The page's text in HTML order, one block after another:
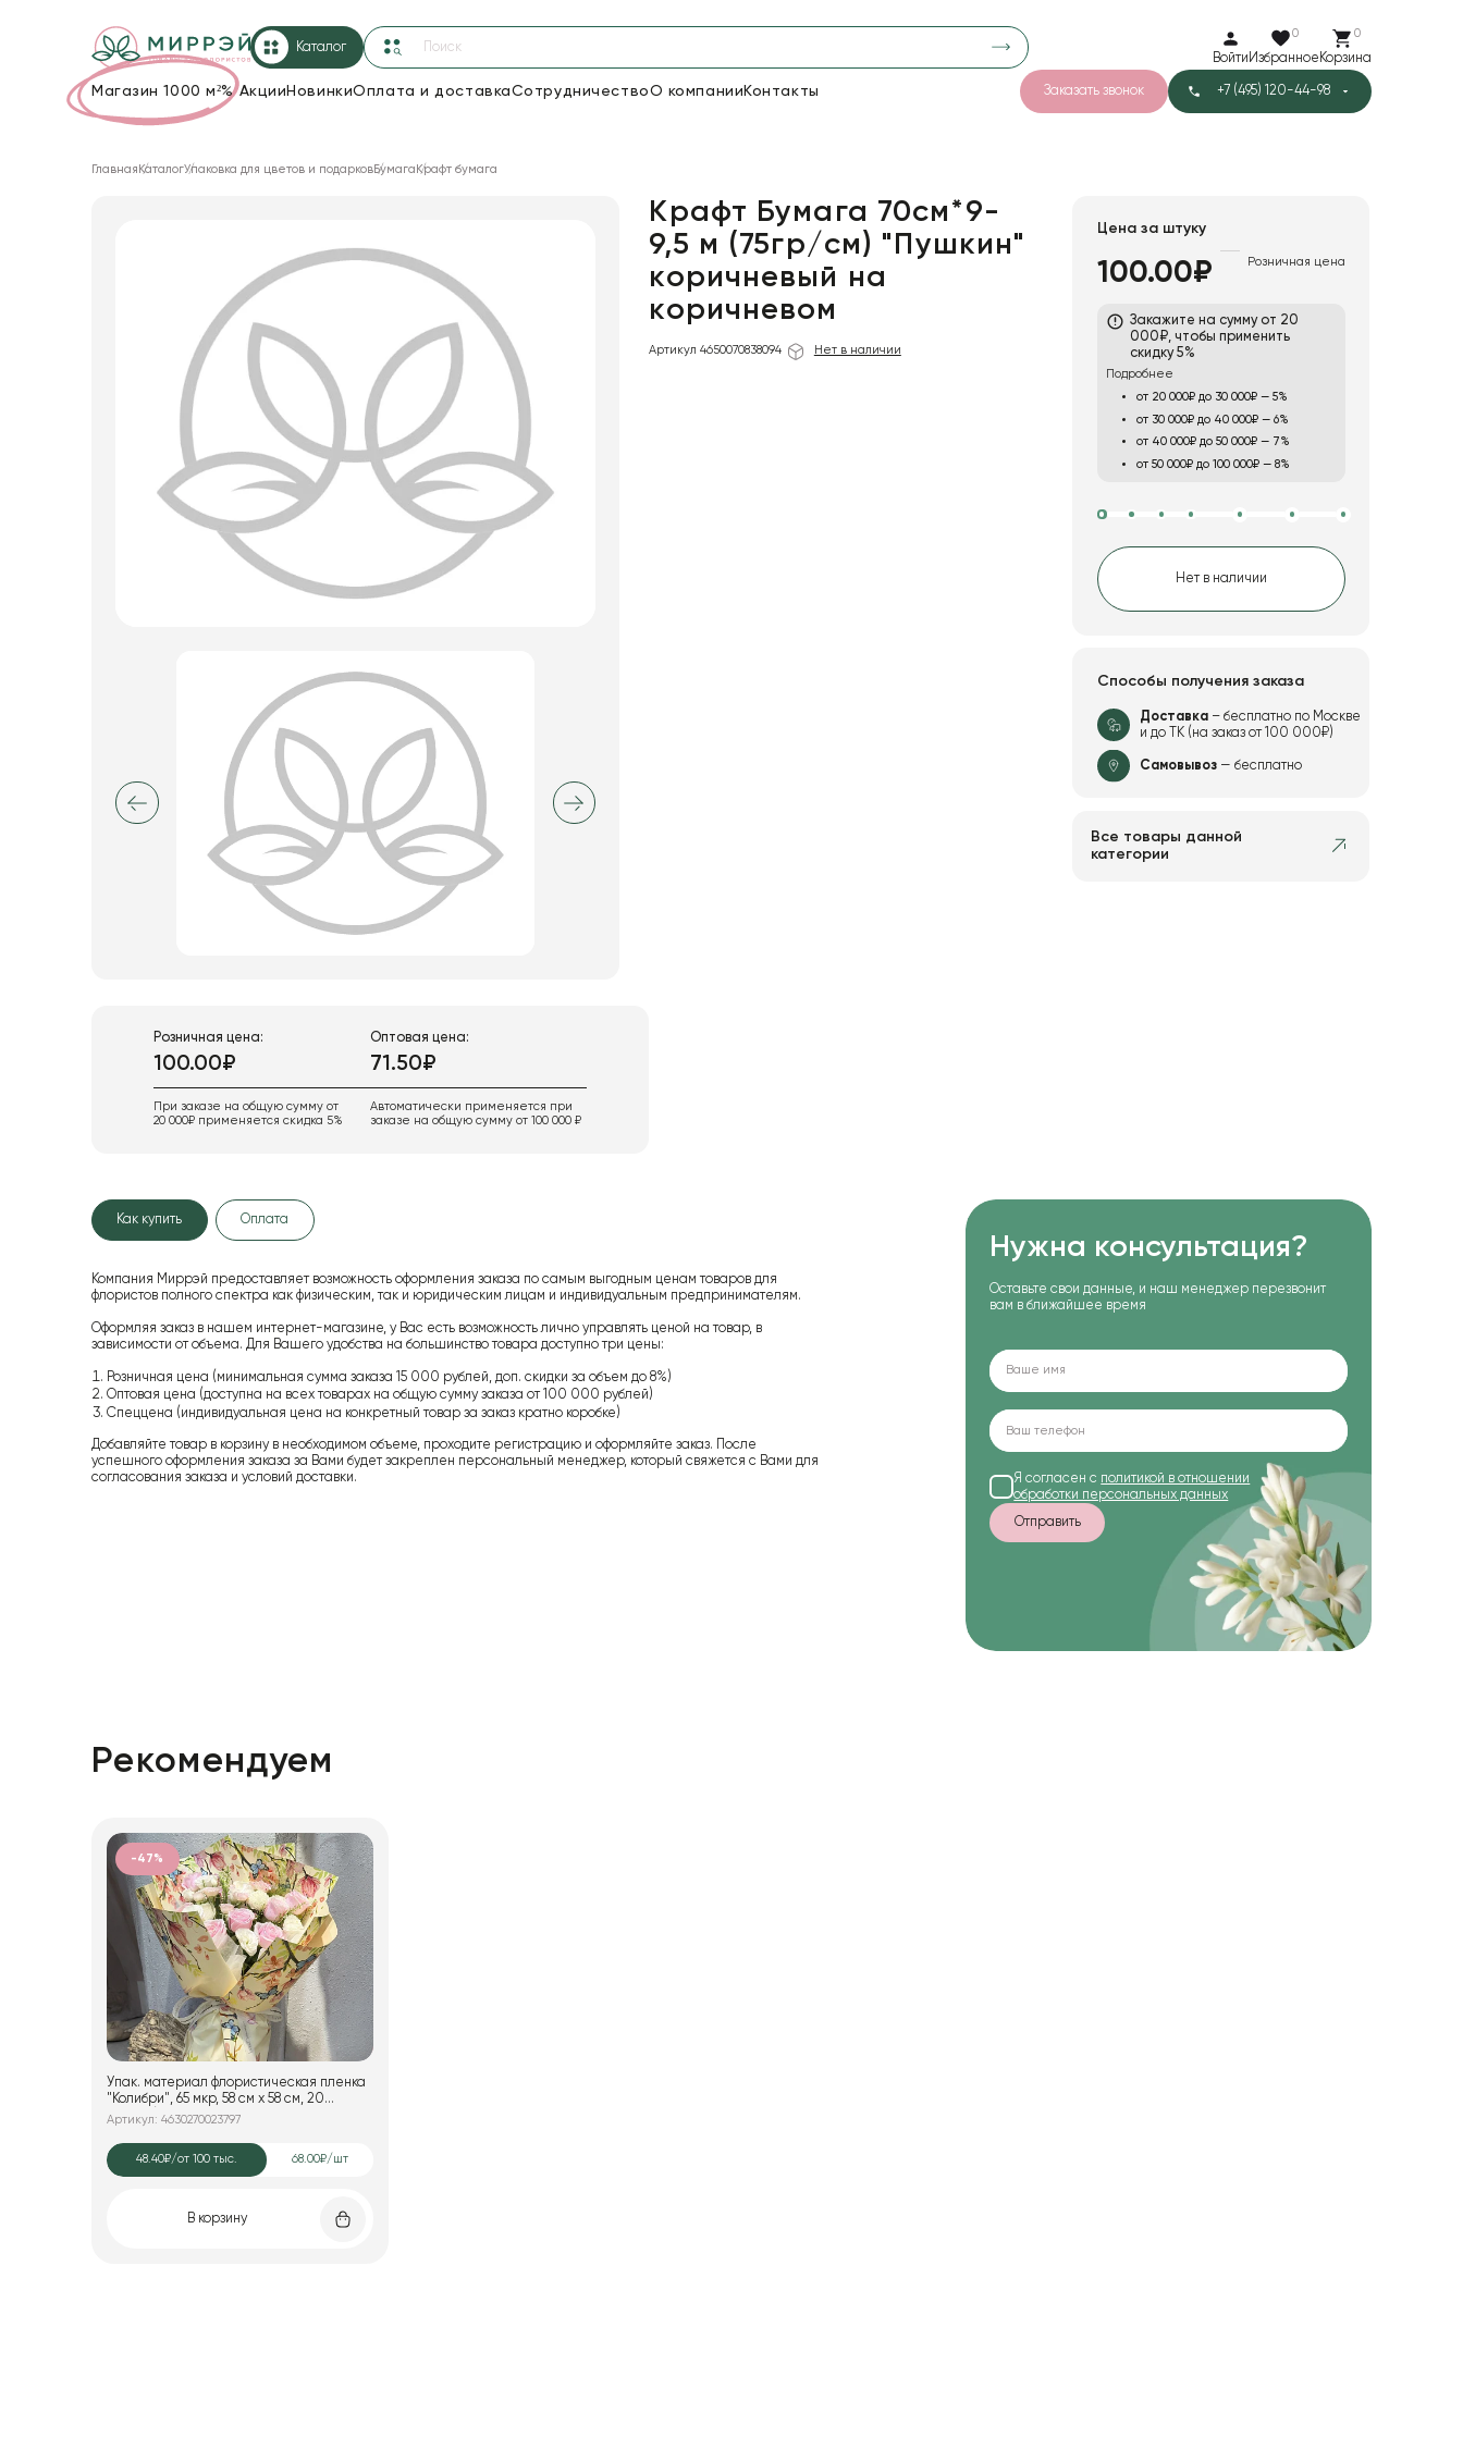
Каталог
Войти
0
Избранное
0
Корзина
Магазин 1000 м²%Акции НовинкиОплата и доставкаСотрудничествоО компании Контакты Заказать звонок +7 (495) 120-44-98
18
Сетка7
Декор для дома
Товары для флористов
Пакеты для цветов и подарков
Изделия из металла
Искусственные цветы и растения
Изделия из металла
Главная КаталогУпаковка для цветов и подарковБумага Крафт бумага
Крафт Бумага 70см*9-
9,5 м (75гр/см) "Пушкин"
коричневый на
коричневом
Артикул 4650070838094 Нет в наличии
Розничная цена:
100.00₽
При заказе на общую сумму от
20 000₽ применяется скидка 5%
Оптовая цена:
71.50₽
Автоматически применяется при
заказе на общую сумму от 100 000 ₽
Цена за штуку
100.00₽ Розничная цена
Закажите на сумму от 20
000₽, чтобы применить
скидку 5%
Подробнее
от 20 000₽ до 30 000₽ — 5%
от 30 000₽ до 40 000₽ — 6%
от 40 000₽ до 50 000₽ — 7%
от 50 000₽ до 100 000₽ — 8%
Нет в наличии
Способы получения заказа
Доставка– бесплатно по Москве
и до ТК (на заказ от 100 000₽)
Самовывоз— бесплатно
Все товары данной
категории
Как купить Оплата
Компания Миррэй предоставляет возможность оформления заказа по самым выгодным ценам товаров для
флористов полного спектра как физическим, так и юридическим лицам и индивидуальным предпринимателям.
Оформляя заказ в нашем интернет-магазине, у Вас есть возможность лично управлять ценой на товар, в
зависимости от объема. Для Вашего удобства на большинство товара доступно три цены:
Розничная цена (минимальная сумма заказа 15 000 рублей, доп. скидки за объем до 8%)
Оптовая цена (доступна на всех товарах на общую сумму заказа от 100 000 рублей)
Спеццена (индивидуальная цена на конкретный товар за заказ кратно коробке)
Добавляйте товар в корзину в необходимом объеме, проходите регистрацию и оформляйте заказ. После
успешного оформления заказа за Вами будет закреплен персональный менеджер, который свяжется с Вами для
согласования заказа и условий доставки.
Нужна консультация?
Оставьте свои данные, и наш менеджер перезвонит
вам в ближайшее время
Я согласен с политикой в отношении
обработки персональных данных
Отправить
Рекомендуем
-47%
Упак. материал флористическая пленка
"Колибри", 65 мкр, 58 см х 58 cм, 20
листов/упак., шампань
Артикул: 4630270023797
48.40₽/от 100 тыс. 68.00₽/шт
В корзину